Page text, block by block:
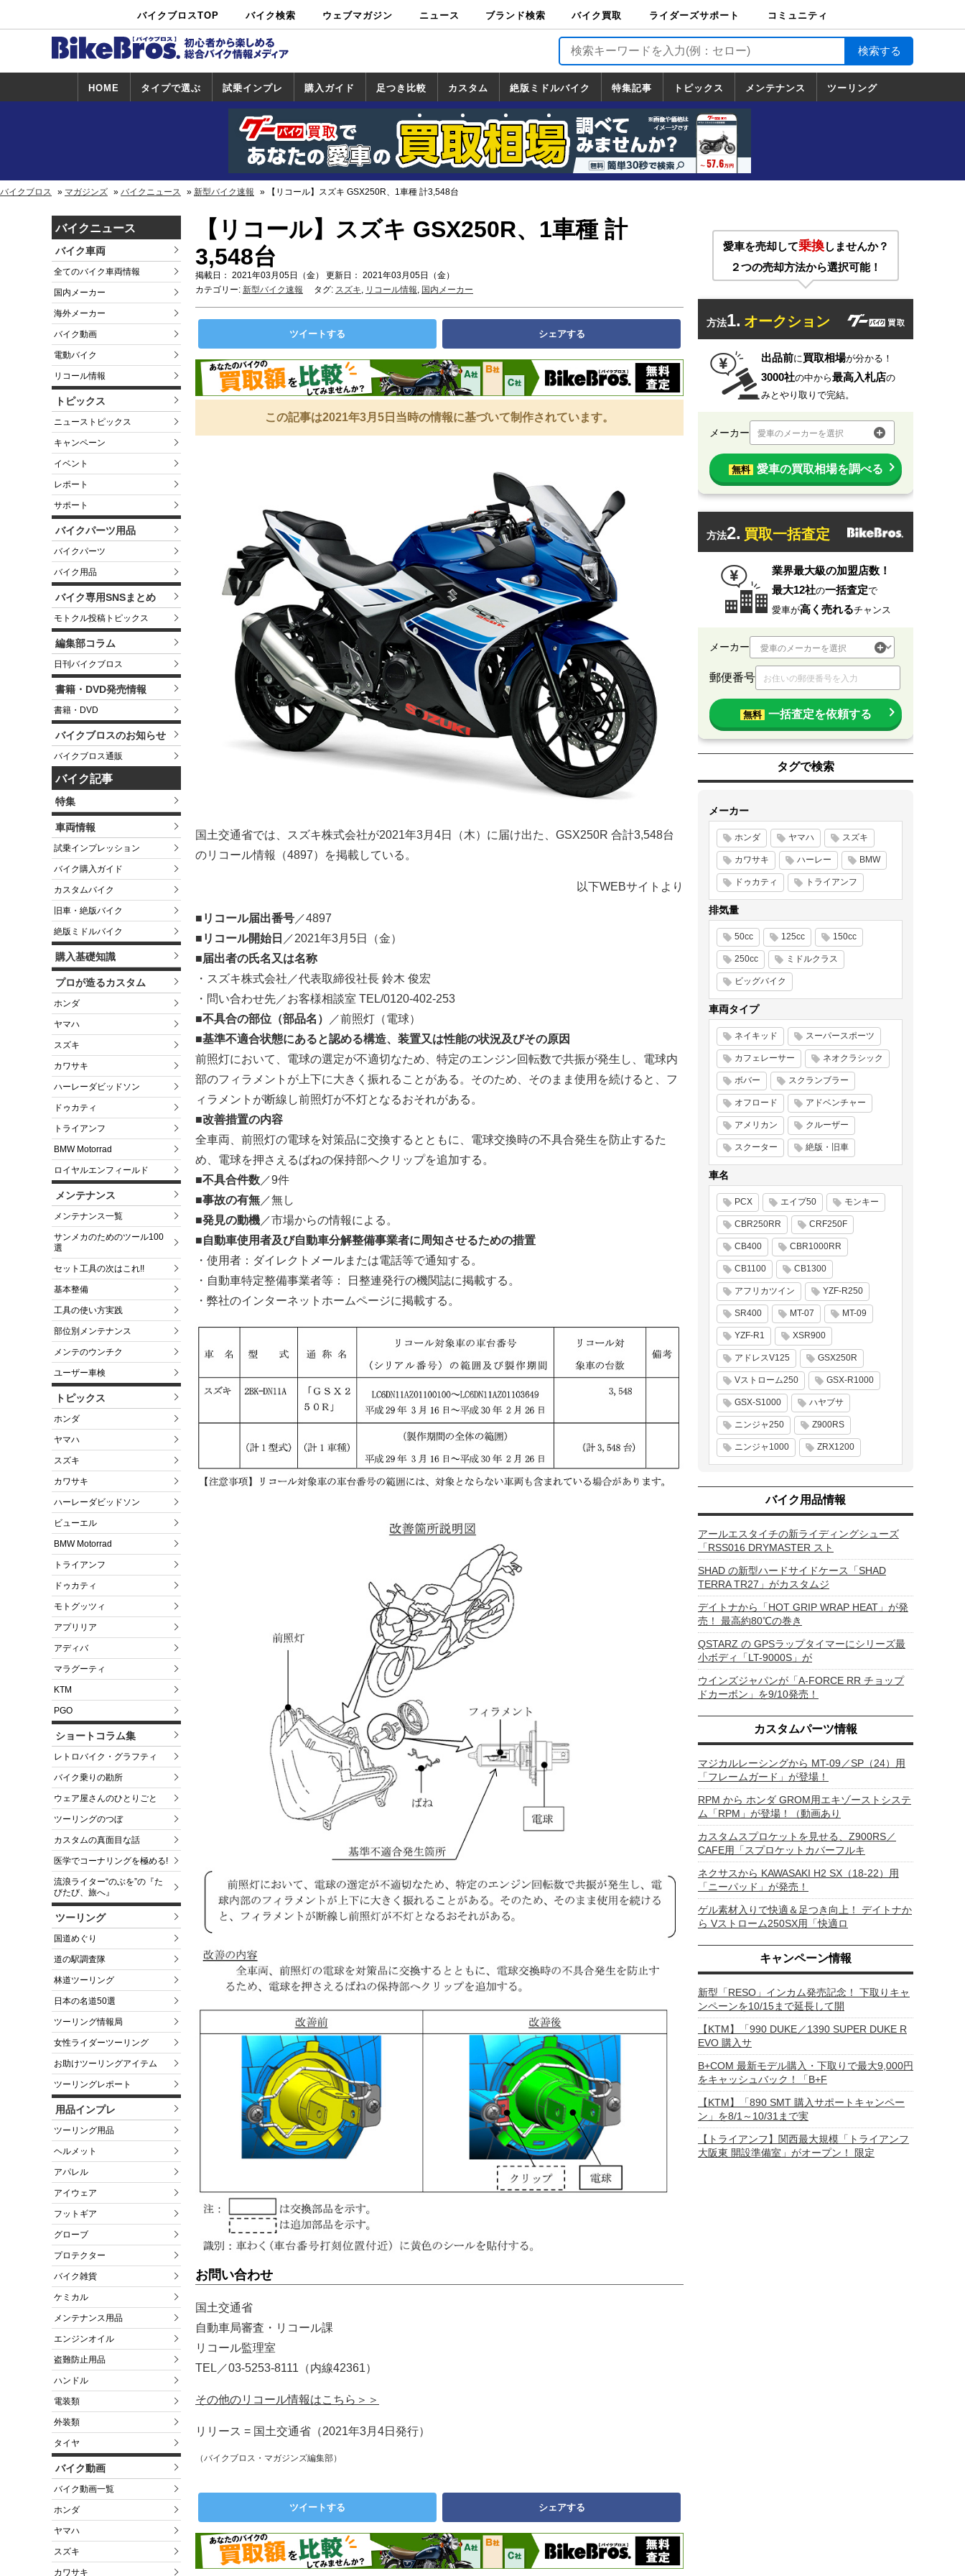
バイクブロスTOP バイク検索
中古バイ
ク・新車検
カタログ検
索
ショップ検
索
ウェブマガジン ニュース ブランド検索 バイク買取
バイク買取
ライダーズサポート
ライダーズサポート
TOP
バイク輸送
バイクガレージライ
フ
バイク車両保険
ロードサービス
バイク試乗
コミュニティ
HOME タイプで選ぶ 試乗インプレ
試乗インプレ
一覧
ホンダ
ヤマハ
スズキ
カワサキ
ハーレー
BMW
トライアンフ
ドゥカティ
購入ガイド
一覧
足つき比較 カスタム
カスタム
一覧
ホンダ
ヤマハ
スズキ
カワサキ
絶版ミドルバイク
絶版ミドルバイク
一覧
ホンダ
ヤマハ
スズキ
カワサキ
特集記事 トピックス
トピックス
一覧
ホンダ
ヤマハ
スズキ
カワサキ
ハーレーダ
ビッドソン
BMW
ドゥカティ
トライアン
フ
メンテナンス ツーリング
道の駅調査隊
ツーリング情報局
日本の道50選
国道めぐり
林道ツーリング
バイクブロス マガジンズ バイクニュース 新型バイク速報 【リコール】スズキ GSX250R、1車種 計3,548台
バイクニュース
バイク車両
全てのバイク車両情報
国内メーカー
海外メーカー
バイク動画
電動バイク
リコール情報
トピックス
ニューストピックス
キャンペーン
イベント
レポート
サポート
バイクパーツ用品
バイクパーツ
バイク用品
バイク専用SNSまとめ
モトクル投稿トピックス
編集部コラム
日刊バイクブロス
書籍・DVD発売情報
書籍・DVD
バイクブロスのお知らせ
バイクブロス通販
バイク記事
特集
車両情報
試乗インプレッション
バイク購入ガイド
カスタムバイク
旧車・絶版バイク
絶版ミドルバイク
購入基礎知識
プロが造るカスタム
ホンダ
ヤマハ
スズキ
カワサキ
ハーレーダビッドソン
ドゥカティ
トライアンフ
BMW Motorrad
ロイヤルエンフィールド
メンテナンス
メンテナンス一覧
サンメカのためのツール100
選
セット工具の次はこれ!!
基本整備
工具の使い方実践
部位別メンテナンス
メンテのウンチク
ユーザー車検
トピックス
ホンダ
ヤマハ
スズキ
カワサキ
ハーレーダビッドソン
ビューエル
BMW Motorrad
トライアンフ
ドゥカティ
モトグッツィ
アプリリア
アディバ
マラグーティ
KTM
PGO
ショートコラム集
レトロバイク・グラフティ
バイク乗りの勘所
ウェア屋さんのひとりごと
ツーリングのつぼ
カスタムの真面目な話
医学でコーナリングを極める!
流浪ライター“のぶを”の『た
びたび、旅へ』
ツーリング
国道めぐり
道の駅調査隊
林道ツーリング
日本の名道50選
ツーリング情報局
女性ライダーツーリング
お助けツーリングアイテム
ツーリングレポート
用品インプレ
ツーリング用品
ヘルメット
アパレル
アイウェア
フットギア
グローブ
プロテクター
バイク雑貨
ケミカル
メンテナンス用品
エンジンオイル
盗難防止用品
ハンドル
電装類
外装類
タイヤ
バイク動画
バイク動画一覧
ホンダ
ヤマハ
スズキ
カワサキ
【リコール】スズキ GSX250R、1車種 計
3,548台
掲載日： 2021年03月05日（金） 更新日： 2021年03月05日（金）
カテゴリー: 新型バイク速報 タグ: スズキ, リコール情報, 国内メーカー
ツイートする シェアする
この記事は2021年3月5日当時の情報に基づいて制作されています。
国土交通省では、スズキ株式会社が2021年3月4日（木）に届け出た、GSX250R 合計3,548台
のリコール情報（4897）を掲載している。
以下WEBサイトより
■リコール届出番号 ／4897
■リコール開始日 ／2021年3月5日（金）
■届出者の氏名又は名称
・スズキ株式会社／代表取締役社長 鈴木 俊宏
・問い合わせ先／お客様相談室 TEL/0120-402-253
■不具合の部位（部品名）
／前照灯（電球）
■基準不適合状態にあると認める構造、装置又は性能の状況及びその原因
前照灯において、電球の選定が不適切なため、特定のエンジン回転数で共振が発生し、電球内
部のフィラメントが上下に大きく振れることがある。そのため、そのまま使用を続けると、フ
ィラメントが断線し前照灯が不灯となるおそれがある。
■改善措置の内容
全車両、前照灯の電球を対策品に交換するとともに、電球交換時の不具合発生を防止するた
め、電球を押さえるばねの保持部へクリップを追加する。
■不具合件数 ／9件
■事故の有無 ／無し
■発見の動機 ／市場からの情報による。
■自動車使用者及び自動車分解整備事業者に周知させるための措置
・使用者：ダイレクトメールまたは電話等で通知する。
・自動車特定整備事業者等： 日整連発行の機関誌に掲載する。
・弊社のインターネットホームページに掲載する。
お問い合わせ
国土交通省
自動車局審査・リコール課
リコール監理室
TEL／03-5253-8111（内線42361）
その他のリコール情報はこちら＞＞
リリース = 国土交通省（2021年3月4日発行）
（バイクブロス・マガジンズ編集部）
ツイートする シェアする
愛車を売却して乗換しませんか？
２つの売却方法から選択可能！
方法1. オークション
出品前に買取相場が分かる！
3000社の中から最高入札店の
みとやり取りで完結。
メーカー 愛車のメーカーを選択
無料 愛車の買取相場を調べる
方法2. 買取一括査定
業界最大級の加盟店数！
最大12社の一括査定で
愛車が高く売れるチャンス
メーカー
郵便番号
無料 一括査定を依頼する
タグで検索
メーカー
ホンダ ヤマハ スズキ
カワサキ ハーレー BMW
ドゥカティ トライアンフ
排気量
50cc 125cc 150cc
250cc ミドルクラス
ビッグバイク
車両タイプ
ネイキッド スーパースポーツ
カフェレーサー ネオクラシック
ボバー スクランブラー
オフロード アドベンチャー
アメリカン クルーザー
スクーター 絶版・旧車
車名
PCX エイプ50 モンキー
CBR250RR CRF250F
CB400 CBR1000RR
CB1100 CB1300
アフリカツイン YZF-R250
SR400 MT-07 MT-09
YZF-R1 XSR900
アドレスV125 GSX250R
Vストローム250 GSX-R1000
GSX-S1000 ハヤブサ
ニンジャ250 Z900RS
ニンジャ1000 ZRX1200
バイク用品情報
アールエスタイチの新ライディングシューズ
「RSS016 DRYMASTER スト
SHAD の新型ハードサイドケース「SHAD
TERRA TR27」がカスタムジ
デイトナから「HOT GRIP WRAP HEAT」が発
売！ 最高約80℃の巻き
QSTARZ の GPSラップタイマーにシリーズ最
小ボディ「LT-9000S」が
ウインズジャパンが「A-FORCE RR チョップ
ドカーボン」を9/10発売！
カスタムパーツ情報
マジカルレーシングから MT-09／SP（24）用
「フレームガード」が登場！
RPM から ホンダ GROM用エキゾーストシステ
ム「RPM」が登場！（動画あり
カスタムスプロケットを見せる、Z900RS／
CAFE用「スプロケットカバーフルキ
ネクサスから KAWASAKI H2 SX（18-22）用
「ニーパッド」が発売！
ゲル素材入りで快適＆足つき向上！ デイトナか
ら Vストローム250SX用「快適ロ
キャンペーン情報
新型「RESO」インカム発売記念！ 下取りキャ
ンペーンを10/15まで延長して開
【KTM】「990 DUKE／1390 SUPER DUKE R
EVO 購入サ
B+COM 最新モデル購入・下取りで最大9,000円
をキャッシュバック！「B+F
【KTM】「890 SMT 購入サポートキャンペー
ン」を8/1～10/31まで実
【トライアンフ】関西最大規模「トライアンフ
大阪東 開設準備室」がオープン！ 限定